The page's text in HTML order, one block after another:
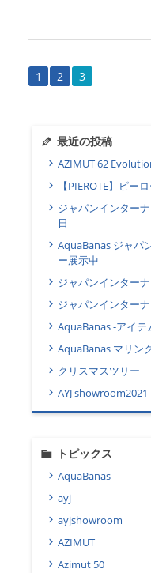
1 2 3
最近の投稿
AZIMUT 62
【PIEROTE】ピー
ジャパンインター
日
AquaBanas ジャパ
ー展示中
ジャパンインター
ジャパンインター
AquaBanas -アイテ
AquaBanas マリン
クリスマスツリー
AYJ showroom2021
トピックス
AquaBanas
ayj
ayjshowroom
AZIMUT
Azimut 50